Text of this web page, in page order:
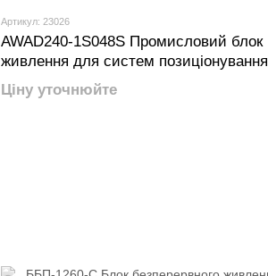
Артикул: 23026
AWAD240-1S048S Промисловий блок
живлення для систем позиціонування
Ціну уточнюйте